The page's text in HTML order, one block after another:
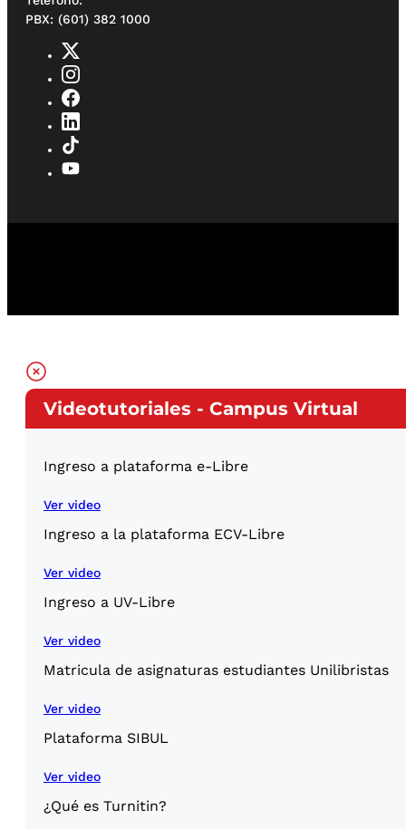
PBX: (601) 382 1000
Videotutoriales - Campus Virtual
Ingreso a plataforma e-Libre
Ver video
Ingreso a la plataforma ECV-Libre
Ver video
Ingreso a UV-Libre
Ver video
Matricula de asignaturas estudiantes Unilibristas
Ver video
Plataforma SIBUL
Ver video
¿Qué es Turnitin?